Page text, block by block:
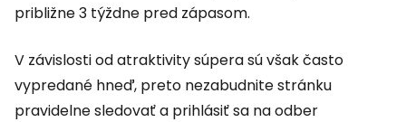
približne 3 týždne pred zápasom.
V závislosti od atraktivity súpera sú však často
vypredané hneď, preto nezabudnite stránku
pravidelne sledovať a prihlásiť sa na odber